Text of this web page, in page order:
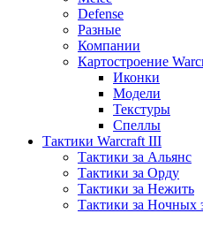
Defense
Разные
Компании
Картостроение
Иконки
Модели
Текстуры
Спеллы
Тактики Warcraft III
Тактики за Альянс
Тактики за Орду
Тактики за Нежить
Тактики за Ночных